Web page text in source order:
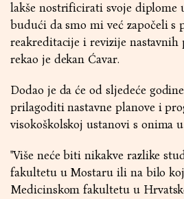
lakše nostrificirati svoje diplome
budući da smo mi već započeli s
reakreditacije i revizije nastavnih
rekao je dekan Ćavar.
Dodao je da će od sljedeće
prilagoditi nastavne planove i
visokoškolskoj ustanovi s onima
"Više neće biti nikakve razlike
fakultetu u Mostaru ili na bilo
Medicinskom fakultetu u